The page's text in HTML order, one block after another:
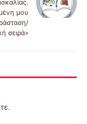
μου
σειρά»
.